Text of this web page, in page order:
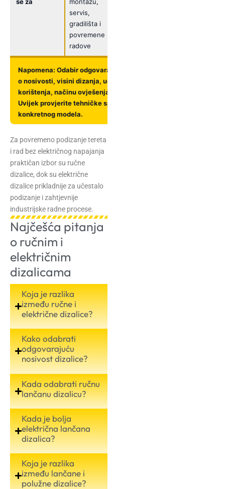
se za
montažu,
servis,
gradilišta i
povremene
radove
Napomena: Odabir odgovarajuće dizalice ovisi
o nosivosti, visini dizanja, učestalosti
korištenja, načinu ovješenja i uvjetima rada.
Uvijek provjerite tehničke specifikacije
konkretnog modela.
Za povremeno podizanje tereta
i rad bez električnog napajanja
praktičan izbor su ručne
dizalice, dok su električne
dizalice prikladnije za učestalo
podizanje i zahtjevnije
industrijske radne procese.
Najčešća pitanja
o ručnim i
električnim
dizalicama
Koja je razlika
između ručne i
električne dizalice?
Kako odabrati
odgovarajuću
nosivost dizalice?
Kada odabrati ručnu
lančanu dizalicu?
Kada je bolja
električna lančana
dizalica?
Koja je razlika
između lančane i
polužne dizalice?